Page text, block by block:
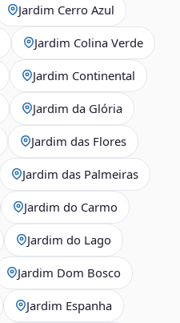
Jardim Cerro Azul
Jardim Colina Verde
Jardim Continental
Jardim da Glória
Jardim das Flores
Jardim das Palmeiras
Jardim do Carmo
Jardim do Lago
Jardim Dom Bosco
Jardim Espanha